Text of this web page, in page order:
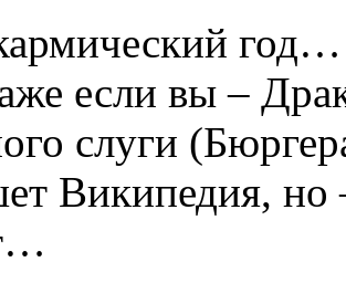
если вы –
слуги
Википедия, но